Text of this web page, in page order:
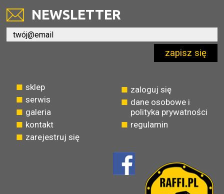
NEWSLETTER
zapisz się
sklep
serwis
galeria
kontakt
zarejestruj się
zaloguj się
dane osobowe i
polityka prywatności
regulamin